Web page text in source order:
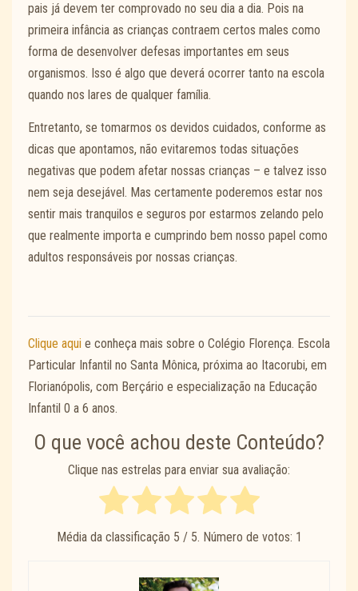
pais já devem ter comprovado no seu dia a dia. Pois na
primeira infância as crianças contraem certos males como
forma de desenvolver defesas importantes em seus
organismos. Isso é algo que deverá ocorrer tanto na escola
quando nos lares de qualquer família.
Entretanto, se tomarmos os devidos cuidados, conforme as
dicas que apontamos, não evitaremos todas situações
negativas que podem afetar nossas crianças – e talvez isso
nem seja desejável. Mas certamente poderemos estar nos
sentir mais tranquilos e seguros por estarmos zelando pelo
que realmente importa e cumprindo bem nosso papel como
adultos responsáveis por nossas crianças.
Clique aqui e conheça mais sobre o Colégio Florença. Escola
Particular Infantil no Santa Mônica, próxima ao Itacorubi, em
Florianópolis, com Berçário e especialização na Educação
Infantil 0 a 6 anos.
O que você achou deste Conteúdo?
Clique nas estrelas para enviar sua avaliação:
Média da classificação 5 / 5. Número de votos: 1